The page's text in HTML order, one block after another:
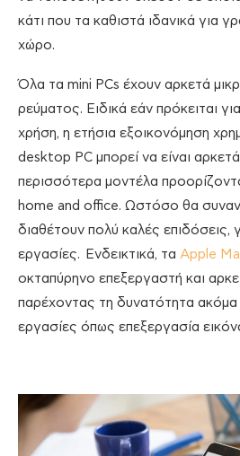
κάτι που τα καθιστά ιδανικά για
χώρο.
Όλα τα mini PCs έχουν αρκετά
ρεύματος. Ειδικά εάν πρόκειται
χρήση, η ετήσια εξοικονόμηση
desktop PC μπορεί να είναι
περισσότερα μοντέλα
home and office. Ωστόσο θα
διαθέτουν πολύ καλές επιδόσεις,
εργασίες. Ενδεικτικά, τα Apple
οκταπύρηνο επεξεργαστή και
παρέχοντας τη δυνατότητα ακόμα
εργασίες όπως επεξεργασία